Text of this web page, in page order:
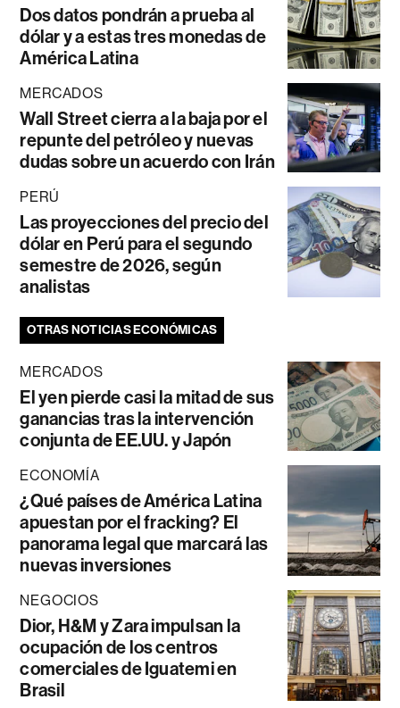
Dos datos pondrán a prueba al
dólar y a estas tres monedas de
América Latina
MERCADOS
Wall Street cierra a la baja por el
repunte del petróleo y nuevas
dudas sobre un acuerdo con Irán
PERÚ
Las proyecciones del precio del
dólar en Perú para el segundo
semestre de 2026, según
analistas
OTRAS NOTICIAS ECONÓMICAS
MERCADOS
El yen pierde casi la mitad de sus
ganancias tras la intervención
conjunta de EE.UU. y Japón
ECONOMÍA
¿Qué países de América Latina
apuestan por el fracking? El
panorama legal que marcará las
nuevas inversiones
NEGOCIOS
Dior, H&M y Zara impulsan la
ocupación de los centros
comerciales de Iguatemi en
Brasil